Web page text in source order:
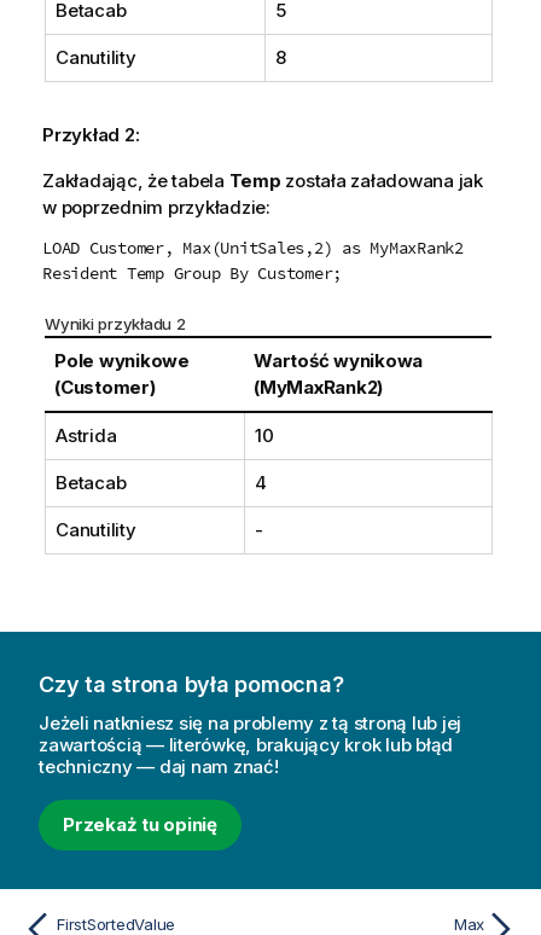
Betacab 5
Canutility 8
Przykład 2:
Zakładając, że tabela Temp została załadowana jak
w poprzednim przykładzie:
LOAD Customer, Max(UnitSales,2) as MyMaxRank2
Resident Temp Group By Customer;
Wyniki przykładu 2
Pole wynikowe
(Customer)
Wartość wynikowa
(MyMaxRank2)
Astrida 10
Betacab 4
Canutility -
Czy ta strona była pomocna?
Jeżeli natkniesz się na problemy z tą stroną lub jej
zawartością — literówkę, brakujący krok lub błąd
techniczny — daj nam znać!
Przekaż tu opinię
FirstSortedValue Max